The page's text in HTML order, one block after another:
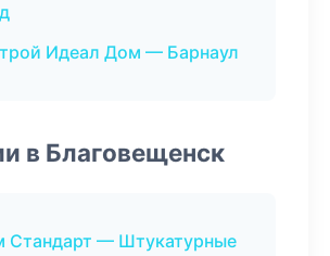
Идеал Дом — Барнаул
в Благовещенск
— Штукатурные